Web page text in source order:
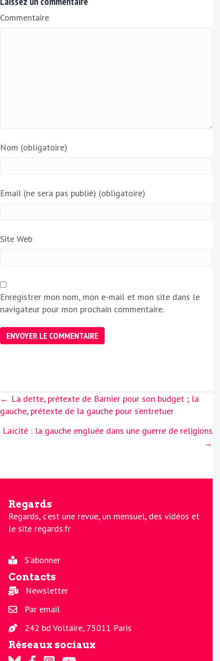
i
l
Commentaire
Nom (obligatoire)
Email (ne sera pas publié) (obligatoire)
Site Web
Enregistrer mon nom, mon e-mail et mon site dans le
navigateur pour mon prochain commentaire.
Posts
navigation
← La dette, prétexte de Barnier pour son budget ; la
gauche, prétexte de la gauche pour s’entretuer
Laïcité : la gauche engluée dans une guerre de religions
→
Regards
Regards, c'est une revue, un mensuel, des vidéos et
le site regards.fr
S'abonner
Contacts
Newsletter
Par email
242 bd Voltaire, 75011 Paris
Réseaux sociaux